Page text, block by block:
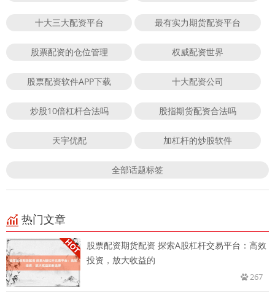
十大三大配资平台 最有实力期货配资平台
股票配资的仓位管理 权威配资世界
股票配资软件APP下载 十大配资公司
炒股10倍杠杆合法吗 股指期货配资合法吗
天宇优配 加杠杆的炒股软件
全部话题标签
热门文章
股票配资期货配资 探索A股杠杆交易平台：高效
投资，放大收益的
267